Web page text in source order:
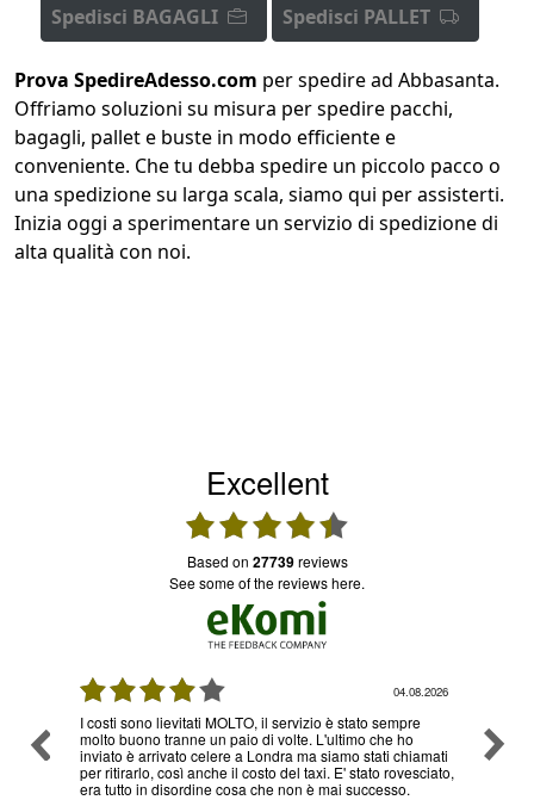
Spedisci BAGAGLI Spedisci PALLET
Prova SpedireAdesso.com per spedire ad Abbasanta.
Offriamo soluzioni su misura per spedire pacchi,
bagagli, pallet e buste in modo efficiente e
conveniente. Che tu debba spedire un piccolo pacco o
una spedizione su larga scala, siamo qui per assisterti.
Inizia oggi a sperimentare un servizio di spedizione di
alta qualità con noi.
Excellent
based on 27739reviews
see some of the reviews here.
04.08.2026
I costi sono lievitati MOLTO, il servizio è stato sempre
molto buono tranne un paio di volte. L'ultimo che ho
inviato è arrivato celere a Londra ma siamo stati chiamati
per ritirarlo, così anche il costo del taxi. E' stato rovesciato,
era tutto in disordine cosa che non è mai successo.